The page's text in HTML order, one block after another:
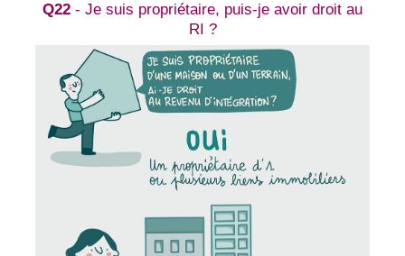
Q22 - Je suis propriétaire, puis-je avoir droit au
RI ?